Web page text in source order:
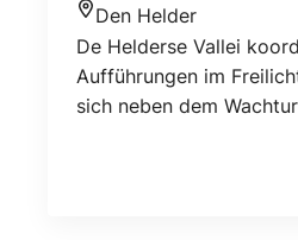
Den Helder
De Helderse Vallei
Aufführungen im
sich neben dem